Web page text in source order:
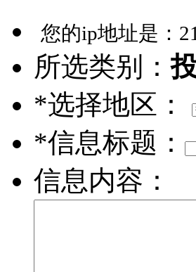
您的ip地址是：
所选类别：
*选择地区：
*信息标题：
信息内容：